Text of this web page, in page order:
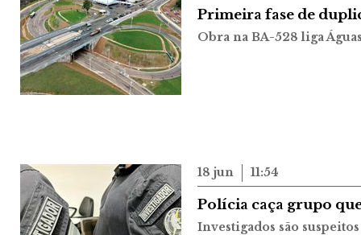
Primeira fase de
Obra na BA-528 liga
18 jun 11:54
Polícia caça grupo
Investigados são